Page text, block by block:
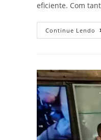
eficiente. Com
Continue Lendo